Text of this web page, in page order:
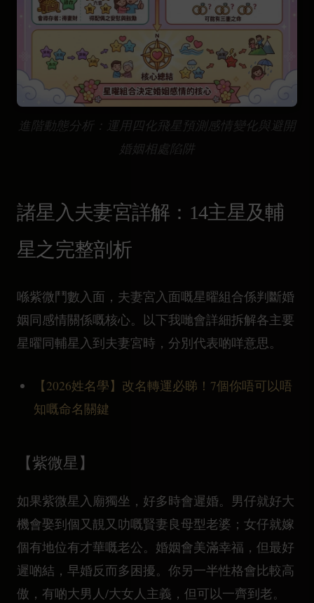
進階動態分析：運用四化飛星預測感情變化與避開
婚姻相處陷阱
諸星入夫妻宮詳解：14主星及輔
星之完整剖析
喺紫微鬥數入面，夫妻宮入面嘅星曜組合係判斷婚
姻同感情關係嘅核心。以下我哋會詳細拆解各主要
星曜同輔星入到夫妻宮時，分別代表啲咩意思。
【2026姓名學】改名轉運必睇！7個你唔可以唔
知嘅命名關鍵
【紫微星】
如果紫微星入廟獨坐，好多時會遲婚。男仔就好大
機會娶到個又靚又叻嘅賢妻良母型老婆；女仔就嫁
個有地位有才華嘅老公。婚姻會美滿幸福，但最好
遲啲結，早婚反而多困擾。你另一半性格會比較高
傲，有啲大男人/大女人主義，但可以一齊到老。